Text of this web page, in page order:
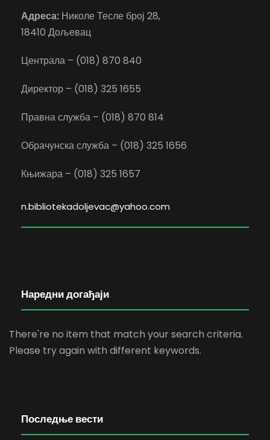
Адреса: Николе Тесле број 28,
18410 Дољевац
Централа – (018) 870 840
Директор – (018) 325 1655
Правна служба – (018) 870 814
Обрачунска служба – (018) 325 1656
Књижара – (018) 325 1657
n.bibliotekadoljevac@yahoo.com
Наредни догађаји
There're no item that match your search criteria.
Please try again with different keywords.
Последње вести